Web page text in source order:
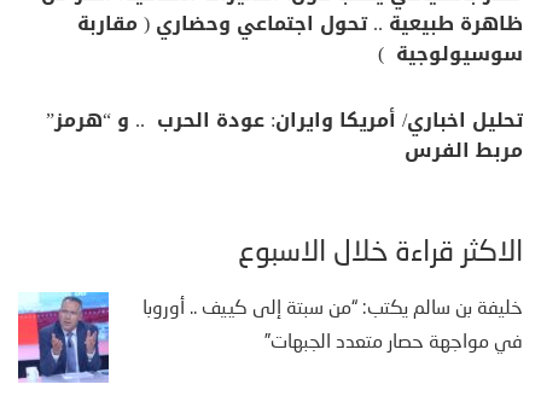
ظاهرة طبيعية .. تحول اجتماعي وحضاري ( مقاربة
سوسيولوجية )
تحليل اخباري/ أمريكا وايران: عودة الحرب .. و “هرمز”
مربط الفرس
الأكثر قراءة خلال الأسبوع
خليفة بن سالم يكتب: “من سبتة إلى كييف .. أوروبا
في مواجهة حصار متعدد الجبهات”